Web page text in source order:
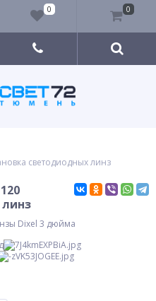
светодиодных линз
Dixel 3 дюйма
0 0